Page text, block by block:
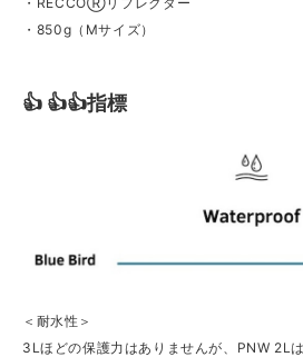
・850g（Mサイズ）
👍 👍👍指標
＜耐水性＞
3Lほどの保護力はありませんが、PNW 2L